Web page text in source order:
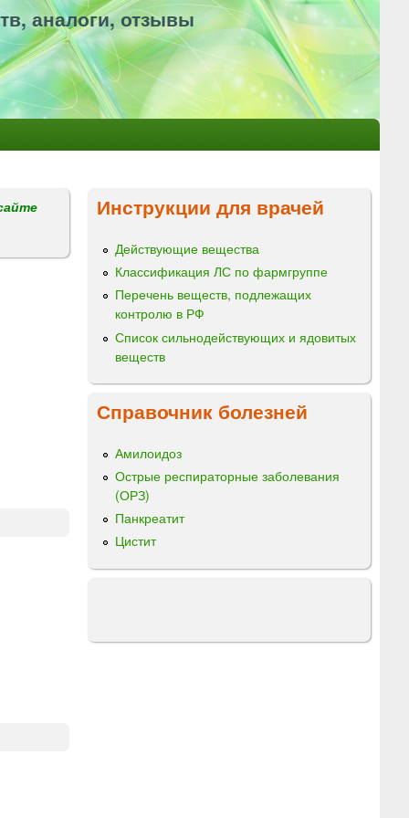
аналоги, отзывы
Инструкции для врачей
Действующие вещества
Классификация ЛС по фармгруппе
Перечень веществ, подлежащих
контролю в РФ
Список сильнодействующих и ядовитых
веществ
Справочник болезней
Амилоидоз
Острые респираторные заболевания
(ОРЗ)
Панкреатит
Цистит